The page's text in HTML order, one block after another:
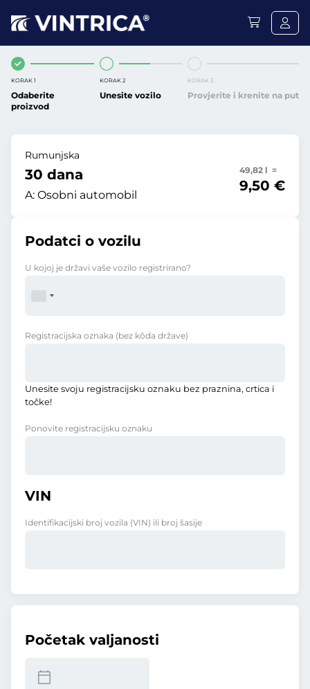
KORAK 1
Odaberite
proizvod
KORAK 2
Unesite vozilo
KORAK 3
Provjerite i krenite na put
Rumunjska
30 dana
A: Osobni automobil
49,82 l =
9,50 €
Podatci o vozilu
U kojoj je državi vaše vozilo registrirano?
Registracijska oznaka (bez kôda države)
Unesite svoju registracijsku oznaku bez praznina, crtica i
točke!
Ponovite registracijsku oznaku
VIN
Identifikacijski broj vozila (VIN) ili broj šasije
Početak valjanosti